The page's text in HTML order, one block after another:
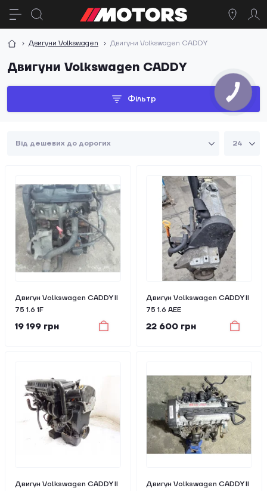
Двигуни Volkswagen Двигуни Volkswagen CADDY
Двигуни Volkswagen CADDY
Фільтр
Двигун Volkswagen CADDY II
75 1.6 1F
19 199 грн
Двигун Volkswagen CADDY II
75 1.6 AEE
22 600 грн
Двигун Volkswagen CADDY II
Двигун Volkswagen CADDY II